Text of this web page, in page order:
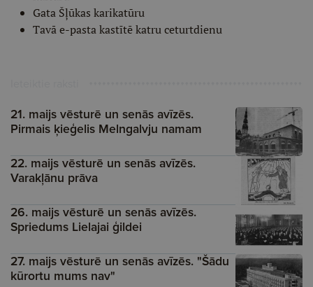
Gata Šļūkas karikatūru
Tavā e-pasta kastītē katru ceturtdienu
21. maijs vēsturē un senās avīzēs.
Pirmais ķieģelis Melngalvju namam
22. maijs vēsturē un senās avīzēs.
Varakļānu prāva
26. maijs vēsturē un senās avīzēs.
Spriedums Lielajai ģildei
27. maijs vēsturē un senās avīzēs. "Šādu
kūrortu mums nav"